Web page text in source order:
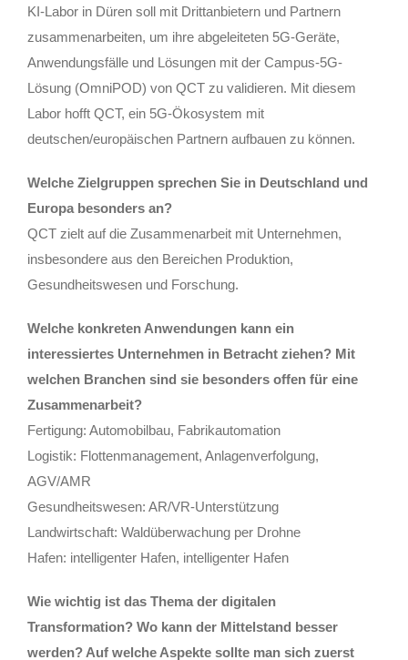
KI-Labor in Düren soll mit Drittanbietern und Partnern
zusammenarbeiten, um ihre abgeleiteten 5G-Geräte,
Anwendungsfälle und Lösungen mit der Campus-5G-
Lösung (OmniPOD) von QCT zu validieren. Mit diesem
Labor hofft QCT, ein 5G-Ökosystem mit
deutschen/europäischen Partnern aufbauen zu können.
Welche Zielgruppen sprechen Sie in Deutschland und
Europa besonders an?
QCT zielt auf die Zusammenarbeit mit Unternehmen,
insbesondere aus den Bereichen Produktion,
Gesundheitswesen und Forschung.
Welche konkreten Anwendungen kann ein
interessiertes Unternehmen in Betracht ziehen? Mit
welchen Branchen sind sie besonders offen für eine
Zusammenarbeit?
Fertigung: Automobilbau, Fabrikautomation
Logistik: Flottenmanagement, Anlagenverfolgung,
AGV/AMR
Gesundheitswesen: AR/VR-Unterstützung
Landwirtschaft: Waldüberwachung per Drohne
Hafen: intelligenter Hafen, intelligenter Hafen
Wie wichtig ist das Thema der digitalen
Transformation? Wo kann der Mittelstand besser
werden? Auf welche Aspekte sollte man sich zuerst